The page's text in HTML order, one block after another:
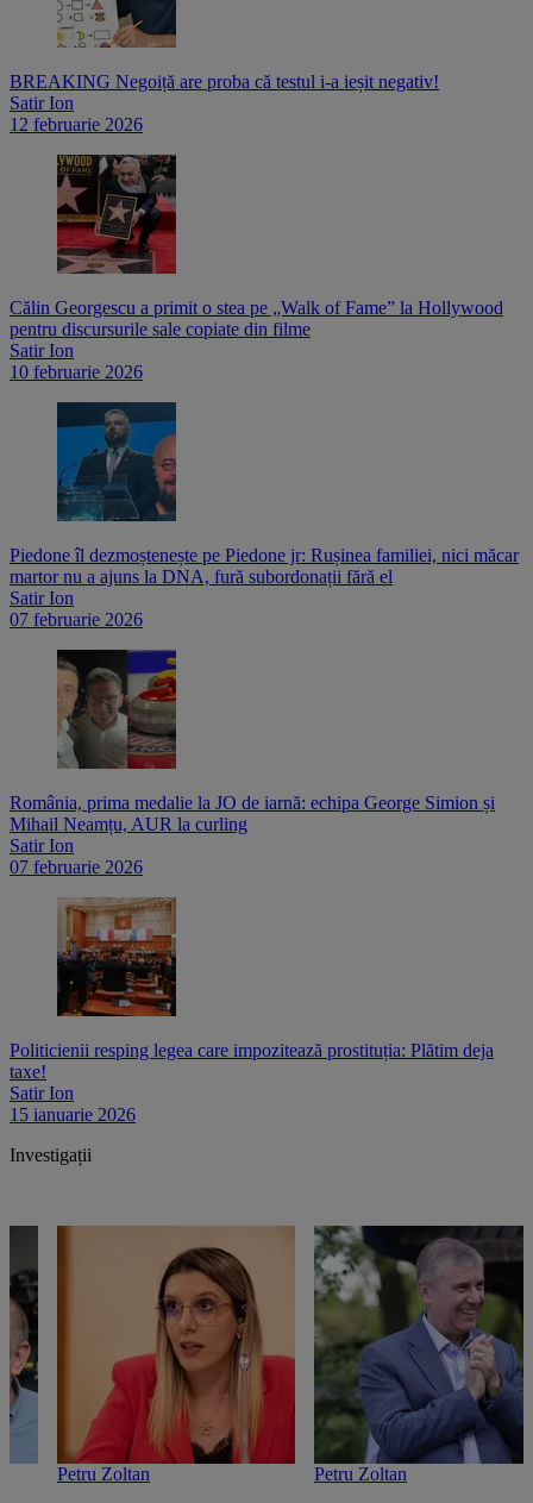
BREAKING Negoiță are proba că testul i-a ieșit negativ!
Satir Ion
12 februarie 2026
Călin Georgescu a primit o stea pe „Walk of Fame” la Hollywood
pentru discursurile sale copiate din filme
Satir Ion
10 februarie 2026
Piedone îl dezmoștenește pe Piedone jr: Rușinea familiei, nici măcar
martor nu a ajuns la DNA, fură subordonații fără el
Satir Ion
07 februarie 2026
România, prima medalie la JO de iarnă: echipa George Simion și
Mihail Neamțu, AUR la curling
Satir Ion
07 februarie 2026
Politicienii resping legea care impozitează prostituția: Plătim deja
taxe!
Satir Ion
15 ianuarie 2026
Investigații
Petru Zoltan
Petru Zoltan